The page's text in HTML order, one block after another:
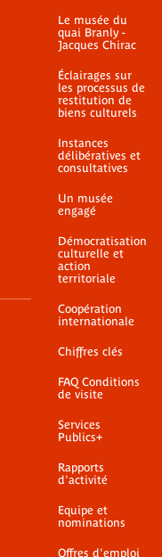
Le musée du
quai Branly -
Jacques Chirac
Éclairages sur
les processus de
restitution de
biens culturels
Instances
délibératives et
consultatives
Un musée
engagé
Démocratisation
culturelle et
action
territoriale
Coopération
internationale
Chiffres clés
FAQ Conditions
de visite
Services
Publics+
Rapports
d'activité
Equipe et
nominations
Offres d'emploi